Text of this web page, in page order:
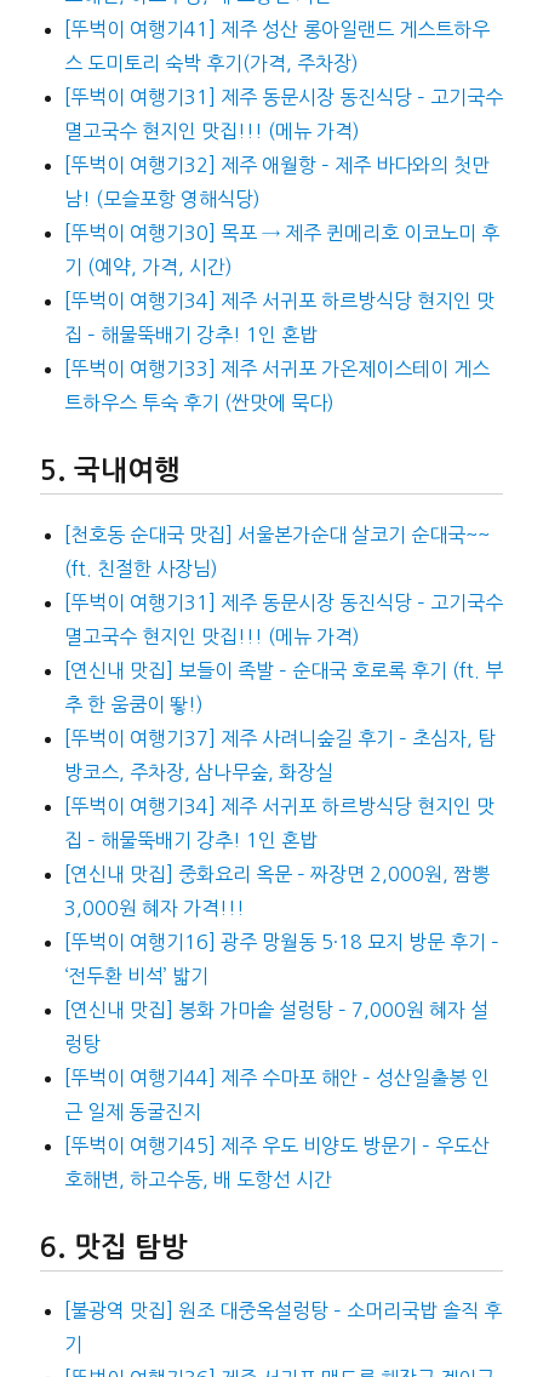
[뚜벅이 여행기41] 제주 성산 롱아일랜드 게스트하우
스 도미토리 숙박 후기(가격, 주차장)
[뚜벅이 여행기31] 제주 동문시장 동진식당 – 고기국수
멸고국수 현지인 맛집!!! (메뉴 가격)
[뚜벅이 여행기32] 제주 애월항 – 제주 바다와의 첫만
남! (모슬포항 영해식당)
[뚜벅이 여행기30] 목포 → 제주 퀸메리호 이코노미 후
기 (예약, 가격, 시간)
[뚜벅이 여행기34] 제주 서귀포 하르방식당 현지인 맛
집 – 해물뚝배기 강추! 1인 혼밥
[뚜벅이 여행기33] 제주 서귀포 가온제이스테이 게스
트하우스 투숙 후기 (싼맛에 묵다)
국내여행
[천호동 순대국 맛집] 서울본가순대 살코기 순대국~~
(ft. 친절한 사장님)
[뚜벅이 여행기31] 제주 동문시장 동진식당 – 고기국수
멸고국수 현지인 맛집!!! (메뉴 가격)
[연신내 맛집] 보들이 족발 – 순대국 호로록 후기 (ft. 부
추 한 움쿰이 뙇!)
[뚜벅이 여행기37] 제주 사려니숲길 후기 – 초심자, 탐
방코스, 주차장, 삼나무숲, 화장실
[뚜벅이 여행기34] 제주 서귀포 하르방식당 현지인 맛
집 – 해물뚝배기 강추! 1인 혼밥
[연신내 맛집] 중화요리 옥문 – 짜장면 2,000원, 짬뽕
3,000원 혜자 가격!!!
[뚜벅이 여행기16] 광주 망월동 5·18 묘지 방문 후기 –
‘전두환 비석’ 밟기
[연신내 맛집] 봉화 가마솥 설렁탕 – 7,000원 혜자 설
렁탕
[뚜벅이 여행기44] 제주 수마포 해안 – 성산일출봉 인
근 일제 동굴진지
[뚜벅이 여행기45] 제주 우도 비양도 방문기 – 우도산
호해변, 하고수동, 배 도항선 시간
맛집 탐방
[불광역 맛집] 원조 대중옥설렁탕 – 소머리국밥 솔직 후
기